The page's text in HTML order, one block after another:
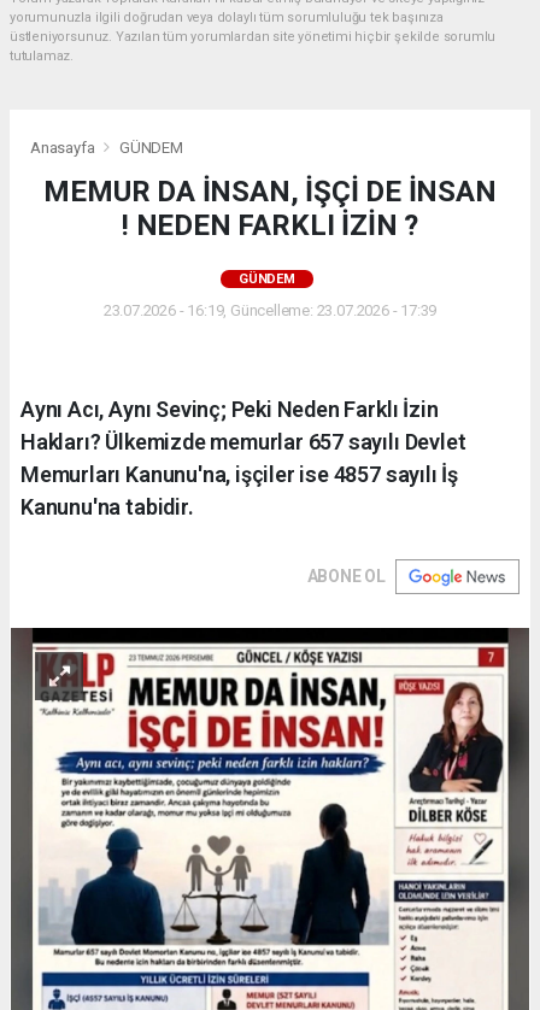
yorumunuzla ilgili doğrudan veya dolaylı tüm sorumluluğu tek başınıza
üstleniyorsunuz. Yazılan tüm yorumlardan site yönetimi hiçbir şekilde sorumlu
tutulamaz.
Anasayfa GÜNDEM
MEMUR DA İNSAN, İŞÇİ DE İNSAN
! NEDEN FARKLI İZİN ?
GÜNDEM
23.07.2026 - 16:19, Güncelleme: 23.07.2026 - 17:39
Aynı Acı, Aynı Sevinç; Peki Neden Farklı İzin
Hakları? Ülkemizde memurlar 657 sayılı Devlet
Memurları Kanunu'na, işçiler ise 4857 sayılı İş
Kanunu'na tabidir.
ABONE OL